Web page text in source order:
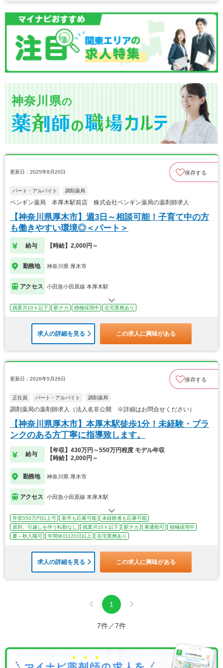
神奈川県の
更新日：2025年8月20日 保存する
パート・アルバイト 調剤薬局
ペンギン薬局 本厚木駅前店 株式会社ペンギン薬局の薬剤師求人
【神奈川県厚木市】週3日～相談可能！子育て中の方
も働きやすい環境◎＜パート＞
給与 【時給】2,000円～
勤務地 神奈川県 厚木市
アクセス 小田急小田原線 本厚木駅
残業月10ｈ以下 駅チカ 積極採用中 在宅業務あり
求人の詳細を見る この求人に興味がある
更新日：2026年5月26日 保存する
正社員 パート・アルバイト 調剤薬局
調剤薬局の薬剤師求人（法人名非公開 ※詳細はお問合せください）
【神奈川県厚木市】本厚木駅徒歩1分！未経験・ブラ
ンクのある方丁寧に指導致します。
給与
【年収】430万円～550万円程度 モデル年収
【時給】2,000円～
勤務地 神奈川県 厚木市
アクセス 小田急小田原線 本厚木駅
年収550万円以上可 新卒も応募可能
未経験者も応募可能
原則、引越しを伴う転勤なし
残業月10ｈ以下 駅チカ 車通勤可
積極採用中
夏～秋入職可
年間休日120日以上 在宅業務あり
求人の詳細を見る この求人に興味がある
1
7件／7件